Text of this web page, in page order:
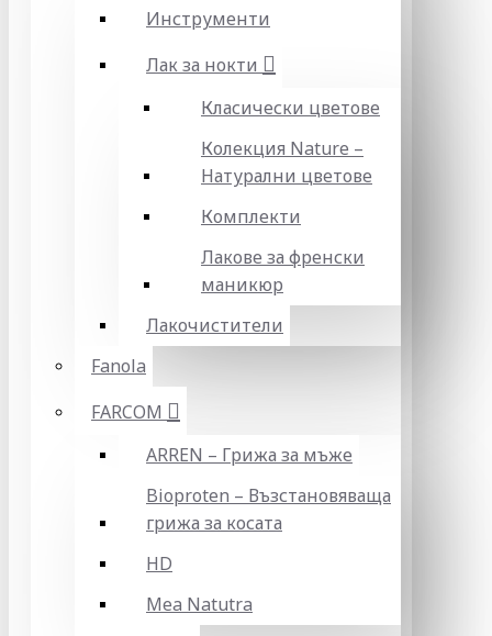
Инструменти
Лак за нокти
Класически цветове
Колекция Nature –
Натурални цветове
Комплекти
Лакове за френски
маникюр
Лакочистители
Fanola
FARCOM
ARREN – Грижа за мъже
Bioproten – Възстановяваща
грижа за косата
HD
Mea Natutra